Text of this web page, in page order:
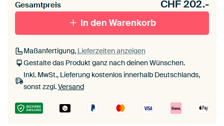
Gesamtpreis CHF202.-
In den Warenkorb
Maßanfertigung, Lieferzeiten anzeigen
Gestalte das Produkt ganz nach deinen Wünschen.
Inkl. MwSt., Lieferung kostenlos innerhalb Deutschlands,
sonst zzgl.Versand